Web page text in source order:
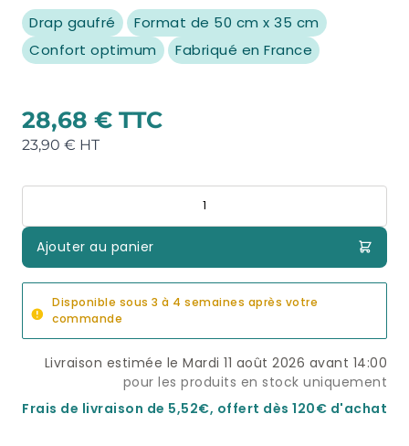
Drap gaufré
Format de 50 cm x 35 cm
Confort optimum
Fabriqué en France
28,68 €
23,90 €
Ajouter au panier
Disponible sous 3 à 4 semaines après votre
commande
Livraison estimée le Mardi 11 août 2026 avant 14:00
pour les produits en stock uniquement
Frais de livraison de 5,52€, offert dès 120€ d'achat